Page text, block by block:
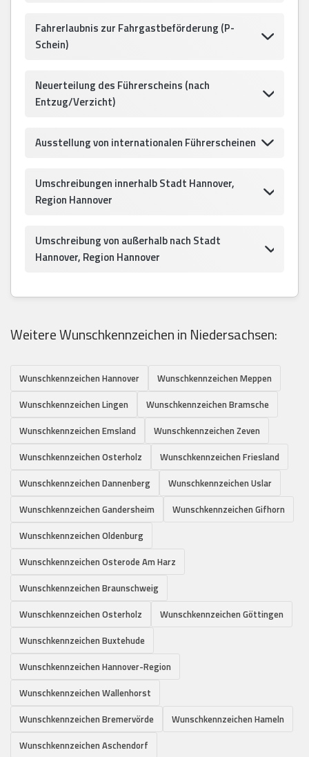
Fahrerlaubnis zur Fahrgastbeförderung (P-
Schein)
Neuerteilung des Führerscheins (nach
Entzug/Verzicht)
Ausstellung von internationalen Führerscheinen
Umschreibungen innerhalb Stadt Hannover,
Region Hannover
Umschreibung von außerhalb nach Stadt
Hannover, Region Hannover
Weitere Wunschkennzeichen in Niedersachsen:
Wunschkennzeichen Hannover
Wunschkennzeichen Meppen
Wunschkennzeichen Lingen
Wunschkennzeichen Bramsche
Wunschkennzeichen Emsland
Wunschkennzeichen Zeven
Wunschkennzeichen Osterholz
Wunschkennzeichen Friesland
Wunschkennzeichen Dannenberg
Wunschkennzeichen Uslar
Wunschkennzeichen Gandersheim
Wunschkennzeichen Gifhorn
Wunschkennzeichen Oldenburg
Wunschkennzeichen Osterode Am Harz
Wunschkennzeichen Braunschweig
Wunschkennzeichen Osterholz
Wunschkennzeichen Göttingen
Wunschkennzeichen Buxtehude
Wunschkennzeichen Hannover-Region
Wunschkennzeichen Wallenhorst
Wunschkennzeichen Bremervörde
Wunschkennzeichen Hameln
Wunschkennzeichen Aschendorf